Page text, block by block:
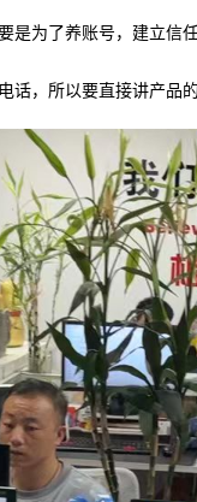
是为了养账号，建立信
话，所以要直接讲产品